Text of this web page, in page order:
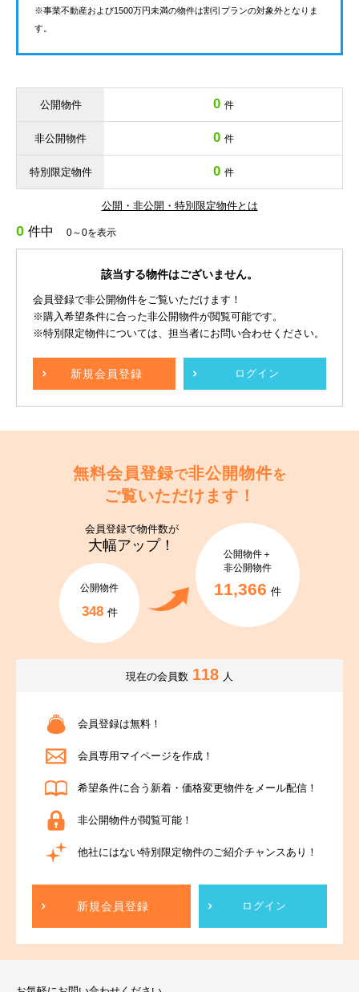
※事業不動産および1500万円未満の物件は割引プランの対象外となりま
す。
公開物件 0 件
非公開物件 0 件
特別限定物件 0 件
公開・非公開・特別限定物件とは
0 件中 0～0を表示
該当する物件はございません。
会員登録で非公開物件をご覧いただけます！
※購入希望条件に合った非公開物件が閲覧可能です。
※特別限定物件については、担当者にお問い合わせください。
新規会員登録 ログイン
無料会員登録で非公開物件を
ご覧いただけます！
会員登録で物件数が
大幅アップ！
公開物件
348 件
公開物件＋
非公開物件
11,366 件
現在の会員数 118 人
会員登録は無料！
会員専用マイページを作成！
希望条件に合う新着・価格変更物件をメール配信！
非公開物件が閲覧可能！
他社にはない特別限定物件のご紹介チャンスあり！
新規会員登録 ログイン